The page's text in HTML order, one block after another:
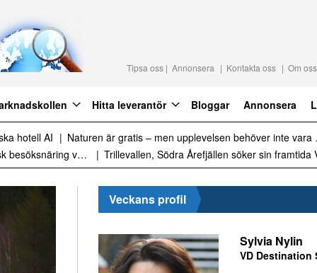
Tipsa oss Annonsera Kontakta oss Om oss
Hitta leverantör Bloggar Annonsera
2027
Det är inte för många turister. Det är för lite styrning
Sammanfattning av nyheter om svensk besöksnäring vecka 28 2026
Veckans profil
Sylvia Nylin
VD Destination